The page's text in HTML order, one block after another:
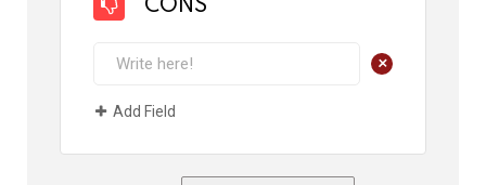
CONS
+
Add Field